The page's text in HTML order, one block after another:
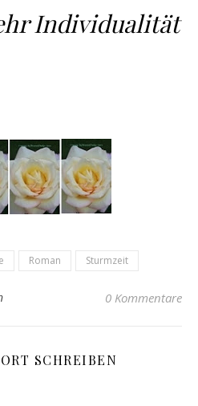
Individualität
Roman Sturmzeit
0 Kommentare
SCHREIBEN